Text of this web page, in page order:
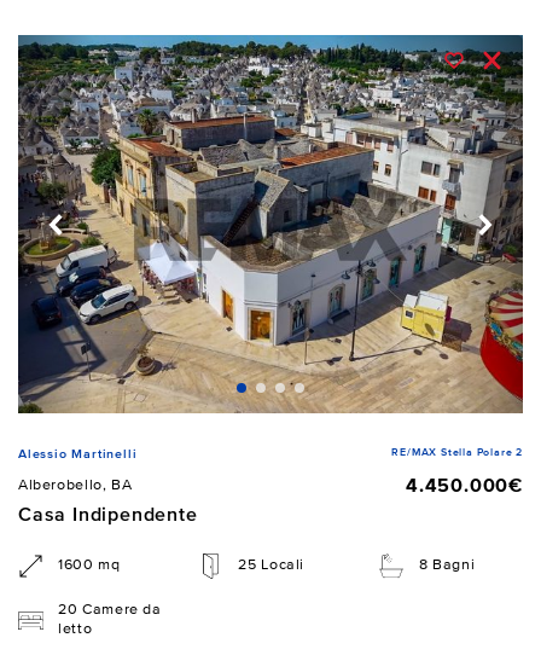
Alessio Martinelli RE/MAX Stella Polare 2
Alberobello, BA
4.450.000€
Casa Indipendente
1600 mq 25 Locali 8 Bagni
20 Camere da
letto